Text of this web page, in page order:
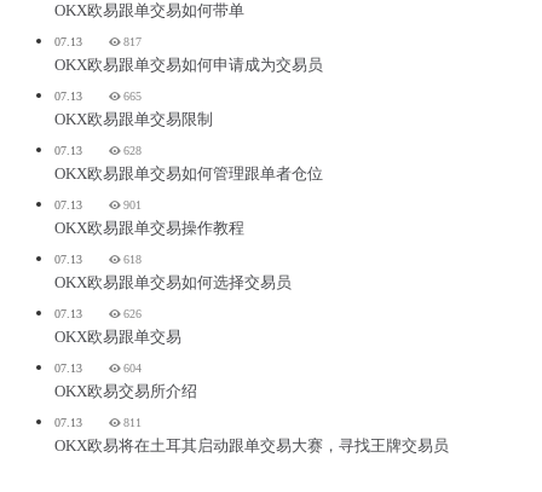
OKX欧易跟单交易如何带单
07.13 817
OKX欧易跟单交易如何申请成为交易员
07.13 665
OKX欧易跟单交易限制
07.13 628
OKX欧易跟单交易如何管理跟单者仓位
07.13 901
OKX欧易跟单交易操作教程
07.13 618
OKX欧易跟单交易如何选择交易员
07.13 626
OKX欧易跟单交易
07.13 604
OKX欧易交易所介绍
07.13 811
OKX欧易将在土耳其启动跟单交易大赛，寻找王牌交易员